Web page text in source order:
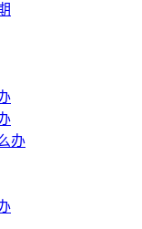
办